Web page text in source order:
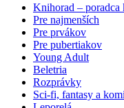
Knihorad – poradca
Pre najmenších
Pre prvákov
Pre pubertiakov
Young Adult
Beletria
Rozprávky
Sci-fi, fantasy a